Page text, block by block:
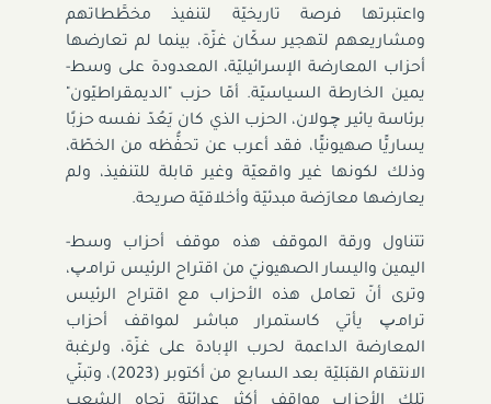
واعتبرتها فرصة تاريخيّة لتنفيذ مخطَّطاتهم
ومشاريعهم لتهجير سكّان غزّة، بينما لم تعارضها
أحزاب المعارضة الإسرائيليّة، المعدودة على وسط-
يمين الخارطة السياسيّة. أمّا حزب "الديمقراطيّون"
برئاسة يائير ﭼـولان، الحزب الذي كان يَعُدّ نفسه حزبًا
يساريًّا صهيونيًّا، فقد أعرب عن تحفُّظه من الخطّة،
وذلك لكونها غير واقعيّة وغير قابلة للتنفيذ، ولم
يعارضها معارَضة مبدئيّة وأخلاقيّة صريحة.
تتناول ورقة الموقف هذه موقف أحزاب وسط-
اليمين واليسار الصهيونيّ من اقتراح الرئيس ترامـﭖ،
وترى أنّ تعامل هذه الأحزاب مع اقتراح الرئيس
ترامـﭖ يأتي كاستمرار مباشر لمواقف أحزاب
المعارضة الداعمة لحرب الإبادة على غزّة، ولرغبة
الانتقام القبَليّة بعد السابع من أكتوبر (2023)، وتبنّي